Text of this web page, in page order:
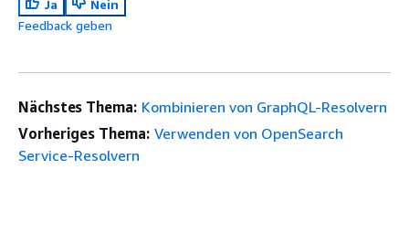
Ja
Nein
Feedback geben
Nächstes Thema: Kombinieren von GraphQL-Resolvern
Vorheriges Thema: Verwenden von OpenSearch
Service-Resolvern